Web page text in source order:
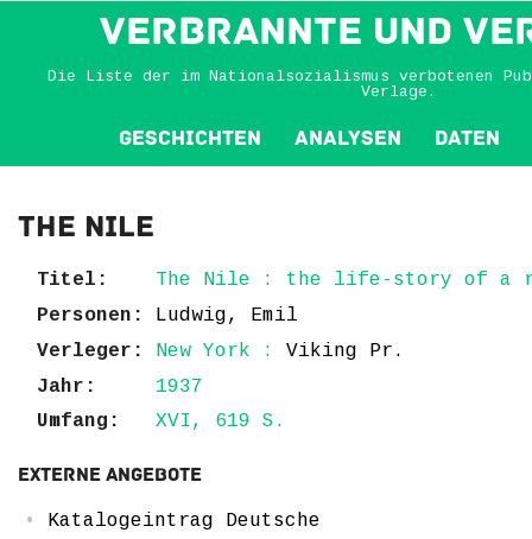
VERBRANNTE und
Die Liste der im Nationalsozialismus verbotenen
Verlage.
Geschichten Analysen Daten
The Nile
Titel:
The Nile : the life-story of a
Personen:
Ludwig, Emil
Verleger:
New York : Viking Pr.
Jahr:
1937
Umfang:
XVI, 619 S.
Externe Angebote
Katalogeintrag Deutsche